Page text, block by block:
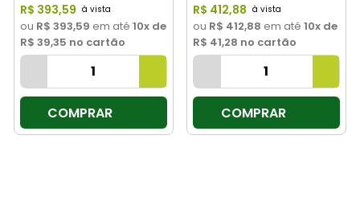
R$ 393,59
ou R$ 393,59 em até 10x de
R$ 39,35 no cartão
COMPRAR
R$ 412,88
ou R$ 412,88 em até 10x de
R$ 41,28 no cartão
COMPRAR